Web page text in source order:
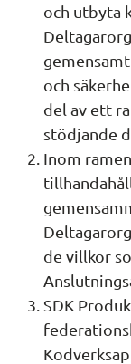
och utbyta
och
del av ett
stödjande
Inom
de villkor
SDK